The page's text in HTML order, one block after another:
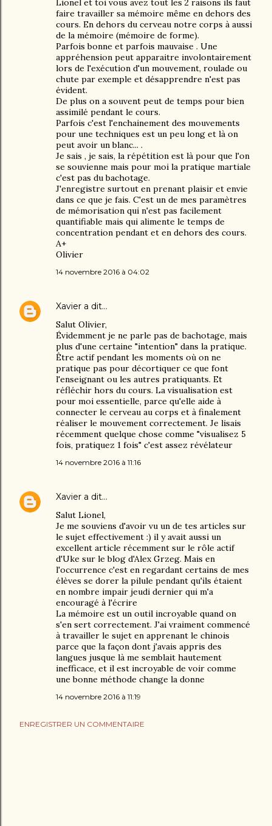
Lionel et toi vous avez tout les 2 raisons ils faut
faire travailler sa mémoire même en dehors des
cours. En dehors du cerveau notre corps à aussi
de la mémoire (mémoire de forme).
Parfois bonne et parfois mauvaise . Une
appréhension peut apparaitre involontairement
lors de l'exécution d'un mouvement, roulade ou
chute par exemple et désapprendre n'est pas
évident.
De plus on a souvent peut de temps pour bien
assimilé pendant le cours.
Parfois c'est l'enchainement des mouvements
pour une techniques est un peu long et là on
peut avoir un blanc... .
Je sais , je sais, la répétition est là pour que l'on
se souvienne mais pour moi la pratique martiale
c'est pas du bachotage.
J'enregistre surtout en prenant plaisir et envie
dans ce que je fais. C'est un de mes paramètres
de mémorisation qui n'est pas facilement
quantifiable mais qui alimente le temps de
concentration pendant et en dehors des cours.
A+
Olivier
14 novembre 2016 à 04:02
Xavier a dit…
Salut Olivier,
Évidemment je ne parle pas de bachotage, mais
plus d'une certaine "intention" dans la pratique.
Être actif pendant les moments où on ne
pratique pas pour décortiquer ce que font
l'enseignant ou les autres pratiquants. Et
réfléchir hors du cours. La visualisation est
pour moi essentielle, parce qu'elle aide à
connecter le cerveau au corps et à finalement
réaliser le mouvement correctement. Je lisais
récemment quelque chose comme "visualisez 5
fois, pratiquez 1 fois" c'est assez révélateur
14 novembre 2016 à 11:16
Xavier a dit…
Salut Lionel,
Je me souviens d'avoir vu un de tes articles sur
le sujet effectivement :) il y avait aussi un
excellent article récemment sur le rôle actif
d'Uke sur le blog d'Alex Grzeg. Mais en
l'occurrence c'est en regardant certains de mes
élèves se dorer la pilule pendant qu'ils étaient
en nombre impair jeudi dernier qui m'a
encouragé à l'écrire
La mémoire est un outil incroyable quand on
s'en sert correctement. J'ai vraiment commencé
à travailler le sujet en apprenant le chinois
parce que la façon dont j'avais appris des
langues jusque là me semblait hautement
inefficace, et il est incroyable de voir comme
une bonne méthode change la donne
14 novembre 2016 à 11:19
ENREGISTRER UN COMMENTAIRE